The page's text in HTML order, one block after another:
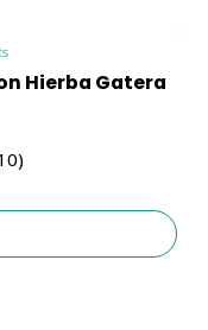
Hierba Gatera